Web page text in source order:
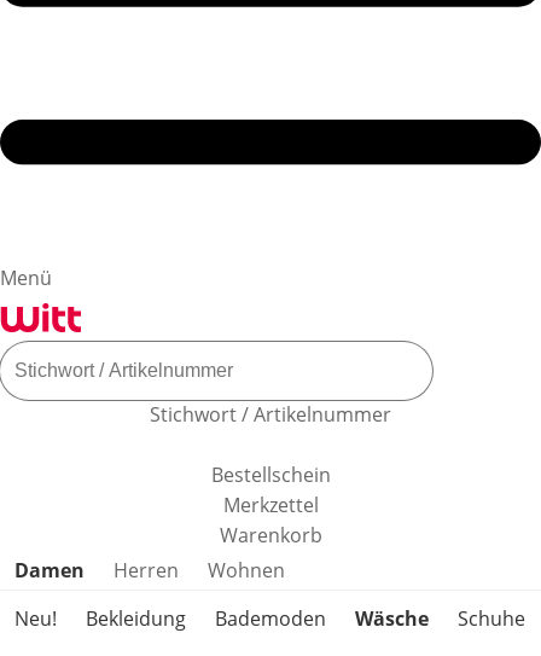
Menü
Stichwort / Artikelnummer
Bestellschein
Merkzettel
Warenkorb
Produktkategorien überspringen
Damen Herren
Wohnen
Neu!
Bekleidung Bademoden Wäsche Schuhe